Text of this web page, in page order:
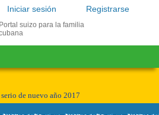
Registrarse
Iniciar sesión
Portal suizo para la familia
de nuevo año 2017